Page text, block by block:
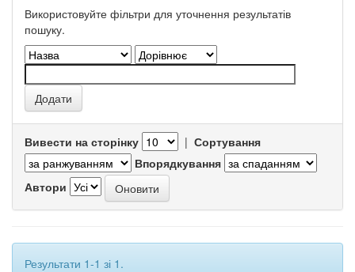
Використовуйте фільтри для уточнення результатів
пошуку.
Вивести на сторінку | Сортування
Впорядкування
Автори
Результати 1-1 зі 1.